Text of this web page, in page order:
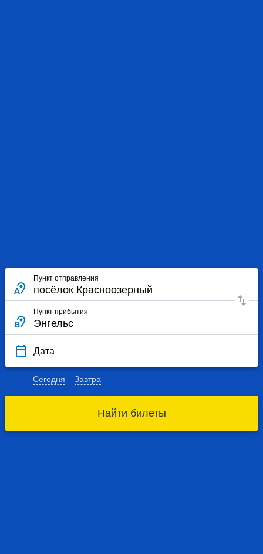
Пункт отправления
Пункт прибытия
Дата
Сегодня Завтра
Найти билеты